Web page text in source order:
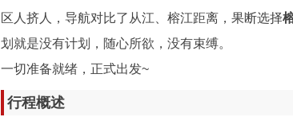
区人挤人，导航对比了从江、榕江距离，果断选择
划就是没有计划，随心所欲，没有束缚。
一切准备就绪，正式出发~
行程概述